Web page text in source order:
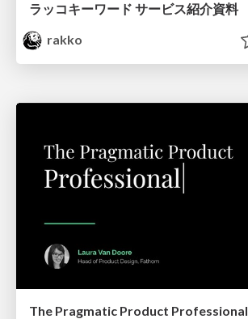
ラッコキーワード サービス紹介資料
rakko
The Pragmatic Product Professional